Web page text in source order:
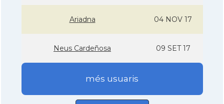
Ariadna 04 NOV 17
Neus Cardeñosa 09 SET 17
més usuaris